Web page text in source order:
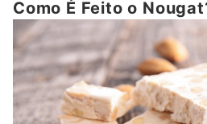
Como É Feito o